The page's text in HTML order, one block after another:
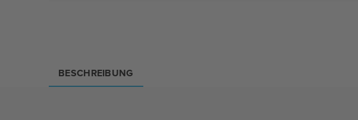
BESCHREIBUNG